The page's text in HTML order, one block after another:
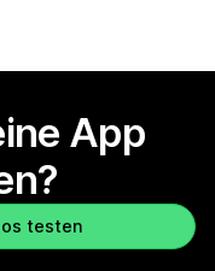
App
testen